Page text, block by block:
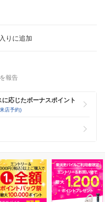
りに追加
報告
応じたボーナスポイント
店予約)